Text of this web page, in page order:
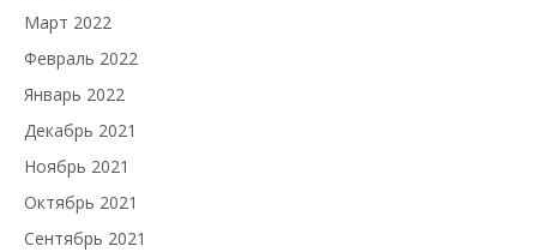
Март 2022
Февраль 2022
Январь 2022
Декабрь 2021
Ноябрь 2021
Октябрь 2021
Сентябрь 2021